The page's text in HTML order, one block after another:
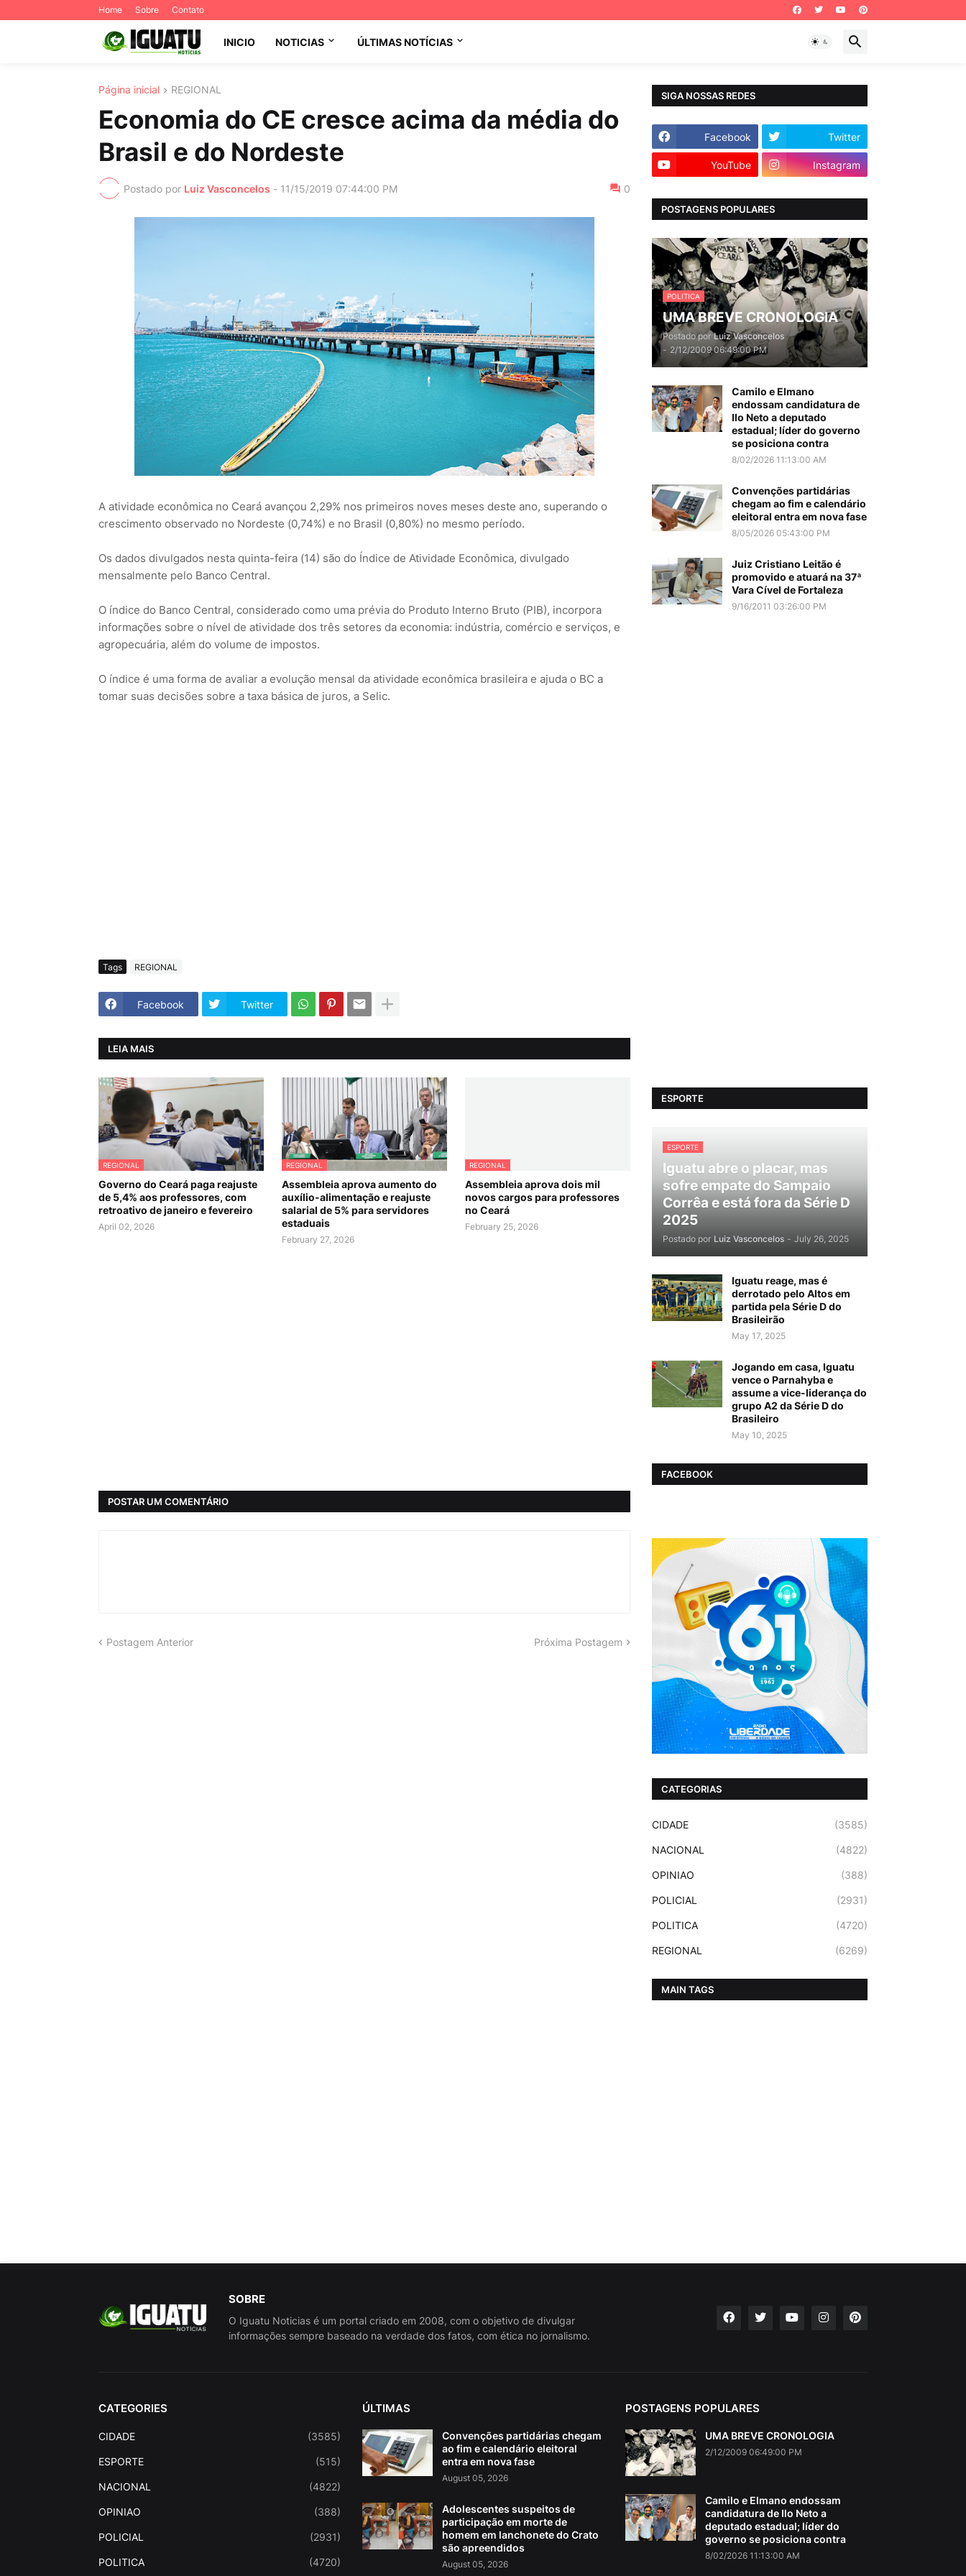
Home Sobre Contato
INICIO NOTICIAS ÚLTIMAS NOTÍCIAS
Página inicial REGIONAL
Economia do CE cresce acima da média do
Brasil e do Nordeste
Postado por Luiz Vasconcelos - 11/15/2019 07:44:00 PM 0
A atividade econômica no Ceará avançou 2,29% nos primeiros noves meses deste ano, superando o
crescimento observado no Nordeste (0,74%) e no Brasil (0,80%) no mesmo período.
Os dados divulgados nesta quinta-feira (14) são do Índice de Atividade Econômica, divulgado
mensalmente pelo Banco Central.
O índice do Banco Central, considerado como uma prévia do Produto Interno Bruto (PIB), incorpora
informações sobre o nível de atividade dos três setores da economia: indústria, comércio e serviços, e
agropecuária, além do volume de impostos.
O índice é uma forma de avaliar a evolução mensal da atividade econômica brasileira e ajuda o BC a
tomar suas decisões sobre a taxa básica de juros, a Selic.
Tags REGIONAL
Facebook Twitter
LEIA MAIS
REGIONAL
Governo do Ceará paga reajuste
de 5,4% aos professores, com
retroativo de janeiro e fevereiro
April 02, 2026
REGIONAL
Assembleia aprova aumento do
auxílio-alimentação e reajuste
salarial de 5% para servidores
estaduais
February 27, 2026
REGIONAL
Assembleia aprova dois mil
novos cargos para professores
no Ceará
February 25, 2026
POSTAR UM COMENTÁRIO
Postagem Anterior Próxima Postagem
SIGA NOSSAS REDES
Facebook Twitter
YouTube Instagram
POSTAGENS POPULARES
POLITICA
UMA BREVE CRONOLOGIA
Postado por Luiz Vasconcelos
- 2/12/2009 06:49:00 PM
Camilo e Elmano
endossam candidatura de
Ilo Neto a deputado
estadual; líder do governo
se posiciona contra
8/02/2026 11:13:00 AM
Convenções partidárias
chegam ao fim e calendário
eleitoral entra em nova fase
8/05/2026 05:43:00 PM
Juiz Cristiano Leitão é
promovido e atuará na 37ª
Vara Cível de Fortaleza
9/16/2011 03:26:00 PM
ESPORTE
ESPORTE
Iguatu abre o placar, mas
sofre empate do Sampaio
Corrêa e está fora da Série D
2025
Postado por Luiz Vasconcelos - July 26, 2025
Iguatu reage, mas é
derrotado pelo Altos em
partida pela Série D do
Brasileirão
May 17, 2025
Jogando em casa, Iguatu
vence o Parnahyba e
assume a vice-liderança do
grupo A2 da Série D do
Brasileiro
May 10, 2025
FACEBOOK
CATEGORIAS
CIDADE (3585)
NACIONAL (4822)
OPINIAO (388)
POLICIAL (2931)
POLITICA (4720)
REGIONAL (6269)
MAIN TAGS
SOBRE
O Iguatu Noticias é um portal criado em 2008, com o objetivo de divulgar
informações sempre baseado na verdade dos fatos, com ética no jornalismo.
CATEGORIES
CIDADE (3585)
ESPORTE (515)
NACIONAL (4822)
OPINIAO (388)
POLICIAL (2931)
POLITICA (4720)
ÚLTIMAS
Convenções partidárias chegam
ao fim e calendário eleitoral
entra em nova fase
August 05, 2026
Adolescentes suspeitos de
participação em morte de
homem em lanchonete do Crato
são apreendidos
August 05, 2026
POSTAGENS POPULARES
UMA BREVE CRONOLOGIA
2/12/2009 06:49:00 PM
Camilo e Elmano endossam
candidatura de Ilo Neto a
deputado estadual; líder do
governo se posiciona contra
8/02/2026 11:13:00 AM